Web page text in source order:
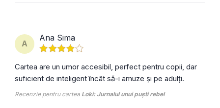
A
Ana Sima
Cartea are un umor accesibil, perfect pentru copii, dar
suficient de inteligent încât să-i amuze și pe adulți.
Recenzie pentru cartea Loki: Jurnalul unui puști rebel